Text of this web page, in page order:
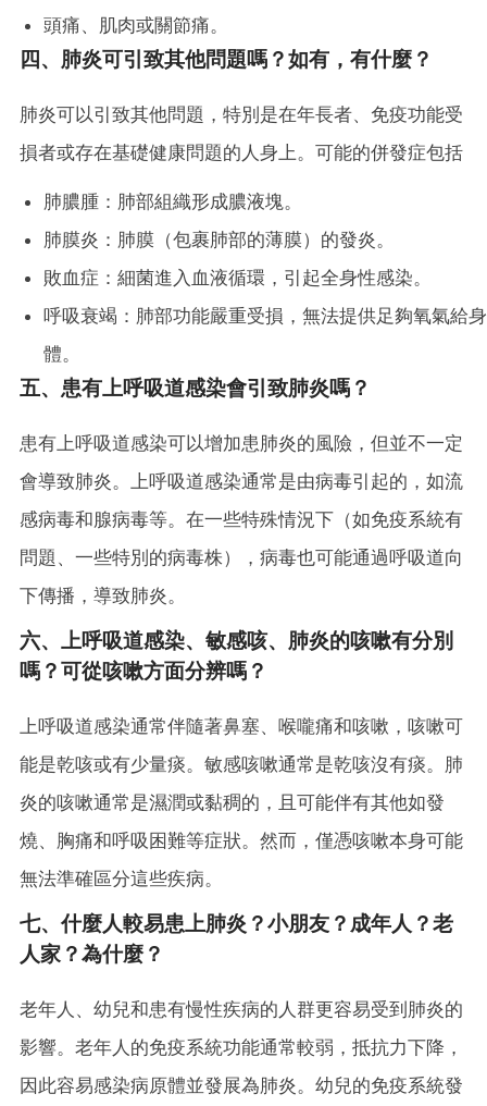
頭痛、肌肉或關節痛。
四、肺炎可引致其他問題嗎？如有，有什麼？
肺炎可以引致其他問題，特別是在年長者、免疫功能受
損者或存在基礎健康問題的人身上。可能的併發症包括
肺膿腫：肺部組織形成膿液塊。
肺膜炎：肺膜（包裹肺部的薄膜）的發炎。
敗血症：細菌進入血液循環，引起全身性感染。
呼吸衰竭：肺部功能嚴重受損，無法提供足夠氧氣給身
體。
五、患有上呼吸道感染會引致肺炎嗎？
患有上呼吸道感染可以增加患肺炎的風險，但並不一定
會導致肺炎。上呼吸道感染通常是由病毒引起的，如流
感病毒和腺病毒等。在一些特殊情況下（如免疫系統有
問題、一些特別的病毒株），病毒也可能通過呼吸道向
下傳播，導致肺炎。
六、上呼吸道感染、敏感咳、肺炎的咳嗽有分別
嗎？可從咳嗽方面分辨嗎？
上呼吸道感染通常伴隨著鼻塞、喉嚨痛和咳嗽，咳嗽可
能是乾咳或有少量痰。敏感咳嗽通常是乾咳沒有痰。肺
炎的咳嗽通常是濕潤或黏稠的，且可能伴有其他如發
燒、胸痛和呼吸困難等症狀。然而，僅憑咳嗽本身可能
無法準確區分這些疾病。
七、什麼人較易患上肺炎？小朋友？成年人？老
人家？為什麼？
老年人、幼兒和患有慢性疾病的人群更容易受到肺炎的
影響。老年人的免疫系統功能通常較弱，抵抗力下降，
因此容易感染病原體並發展為肺炎。幼兒的免疫系統發